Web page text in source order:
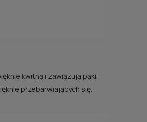
kwitną i zawiązują pąki.
przebarwiających się.